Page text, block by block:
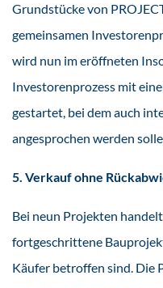
Grundstücke von
gemeinsamen
wird nun im eröffneten
Investorenprozess mit
gestartet, bei dem auch
angesprochen werden
5. Verkauf ohne
Bei neun Projekten
fortgeschrittene
Käufer betroffen sind. Die